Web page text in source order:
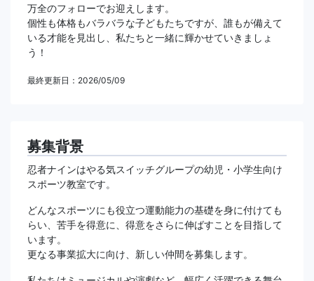
万全のフォローでお迎えします。
個性も体格もバラバラな子どもたちですが、誰もが備えて
いる才能を見出し、私たちと一緒に輝かせていきましょ
う！
最終更新日：2026/05/09
募集背景
忍者ナインはやる気スイッチグループの幼児・小学生向け
スポーツ教室です。
どんなスポーツにも役立つ運動能力の基礎を身に付けても
らい、苦手を得意に、得意をさらに伸ばすことを目指して
います。
更なる事業拡大に向け、新しい仲間を募集します。